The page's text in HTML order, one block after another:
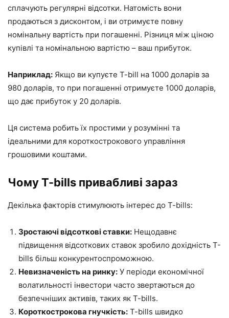
сплачують регулярні відсотки. Натомість вони
продаються з дисконтом, і ви отримуєте повну
номінальну вартість при погашенні. Різниця між ціною
купівлі та номінальною вартістю – ваш прибуток.
Наприклад: Якщо ви купуєте T-bill на 1000 доларів за
980 доларів, то при погашенні отримуєте 1000 доларів,
що дає прибуток у 20 доларів.
Ця система робить їх простими у розумінні та
ідеальними для короткострокового управління
грошовими коштами.
Чому T-bills привабливі зараз
Декілька факторів стимулюють інтерес до T-bills:
Зростаючі відсоткові ставки: Нещодавнє
підвищення відсоткових ставок зробило дохідність T-
bills більш конкурентоспроможною.
Невизначеність на ринку: У періоди економічної
волатильності інвестори часто звертаються до
безпечніших активів, таких як T-bills.
Короткострокова гнучкість: T-bills швидко